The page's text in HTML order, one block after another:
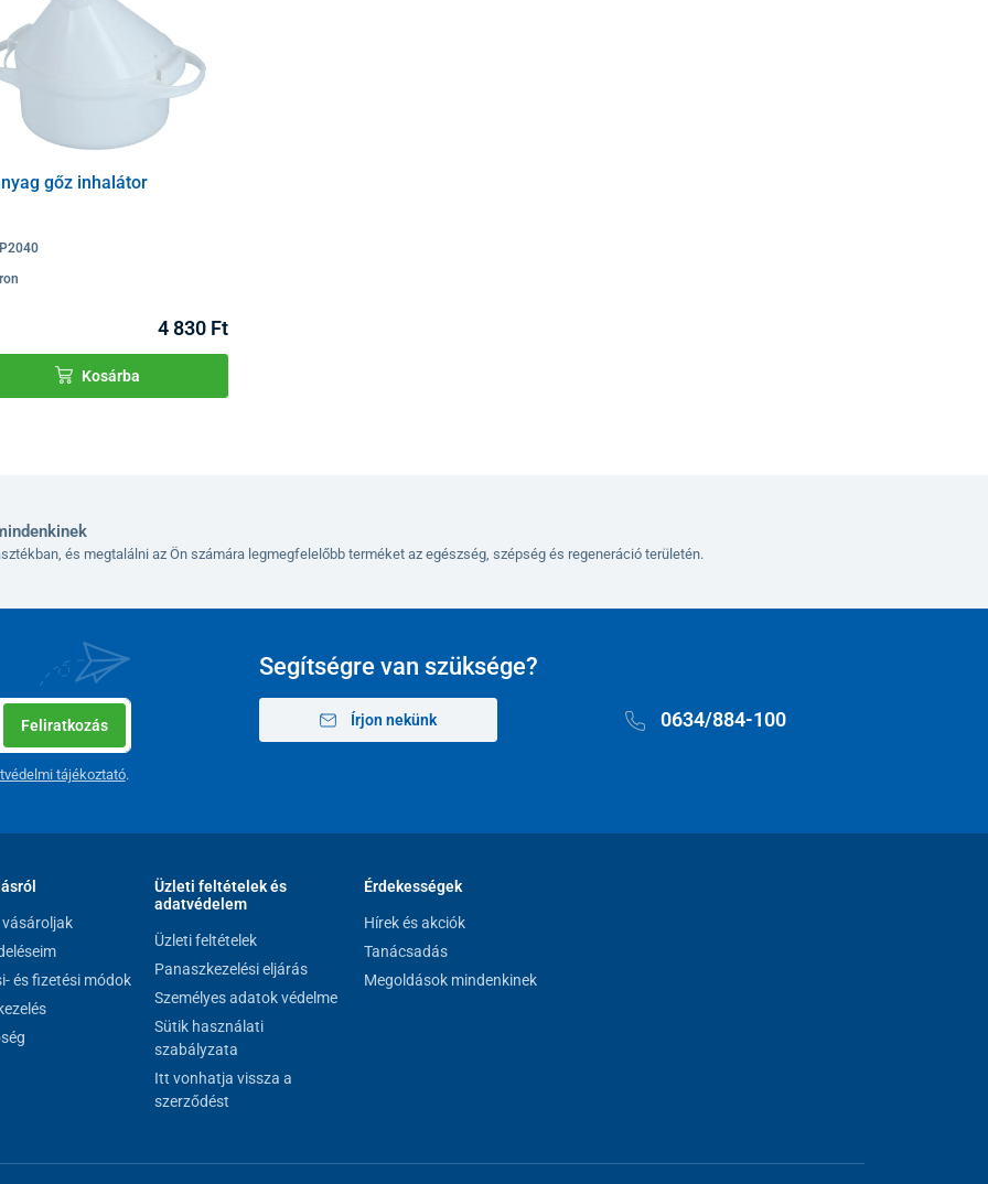
gőz inhalátor
P2040
4 830 Ft
Kosárba
és megtalálni az Ön számára legmegfelelőbb terméket az egészség, szépség és regeneráció területén.
Segítségre van szüksége?
Írjon nekünk 0634/884-100
Feliratkozás
tájékoztató.
és fizetési módok
Üzleti feltételek és
adatvédelem
Üzleti feltételek
Panaszkezelési eljárás
Személyes adatok védelme
Sütik használati
szabályzata
Itt vonhatja vissza a
szerződést
Érdekességek
Hírek és akciók
Tanácsadás
Megoldások mindenkinek